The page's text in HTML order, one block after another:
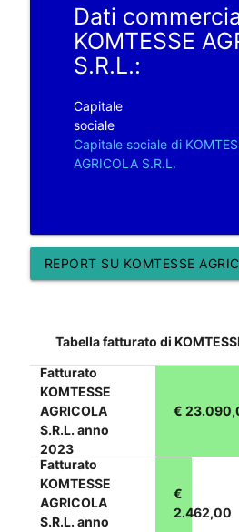
Dati
KOMTESSE
S.R.L.:
Capitale
sociale
Capitale sociale di
AGRICOLA S.R.L.
REPORT SU KOMTESSE
Tabella fatturato di
Fatturato
KOMTESSE
AGRICOLA
S.R.L. anno
2023
€
Fatturato
KOMTESSE
AGRICOLA
S.R.L. anno
€
2.462,00